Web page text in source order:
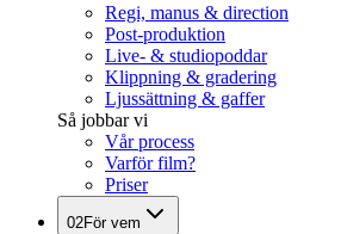
Regi, manus & direction
Post-produktion
Live- & studiopoddar
Klippning & gradering
Ljussättning & gaffer
Så jobbar vi
Vår process
Varför film?
Priser
02För vem